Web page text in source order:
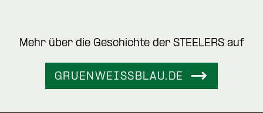
Mehr über die Geschichte der STEELERS auf
GRUENWEISSBLAU.DE